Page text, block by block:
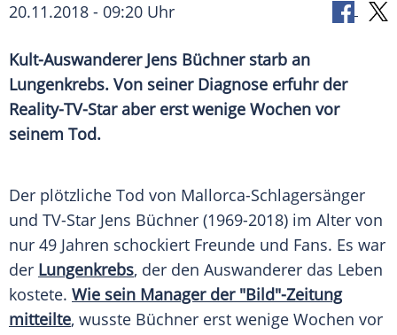
20.11.2018 - 09:20 Uhr
Kult-Auswanderer Jens Büchnerstarb an
Lungenkrebs. Von seiner Diagnose erfuhr der
Reality-TV-Star aber erst wenige Wochen vor
seinem Tod.
Der plötzliche Tod von Mallorca-Schlagersänger
und TV-Star Jens Büchner (1969-2018) im Alter von
nur 49 Jahren schockiert Freunde und Fans. Es war
der Lungenkrebs, der den Auswanderer das Leben
kostete. Wie sein Manager der "Bild"-Zeitung
mitteilte, wusste Büchner erst wenige Wochen vor